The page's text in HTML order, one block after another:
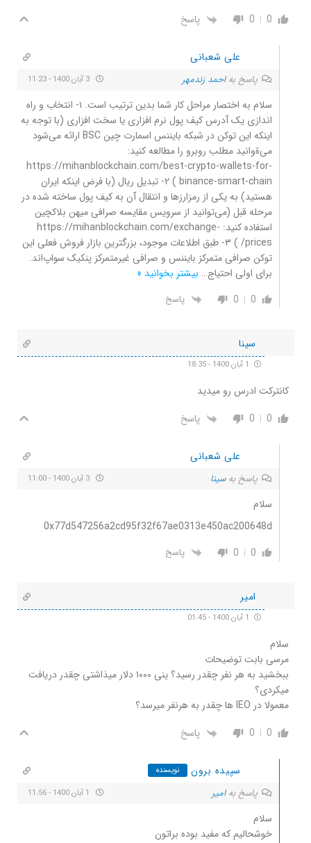
0
0 پاسخ
علی شعبانی
پاسخ بهاحمد زندمهر
سلام به اختصار مراحل کار شما بدین ترتیب است. ۱- انتخاب و راه
اندازی یک آدرس کیف پول نرم افزاری یا سخت افزاری (با توجه به
اینکه این توکن در شبکه بایننس اسمارت چین BSC ارائه می‌شود
می‌ةوانید مطلب روبرو را مطالعه کنید:
https://mihanblockchain.com/best-crypto-wallets-for-
binance-smart-chain ) ۲- تبدیل ریال (با فرض اینکه ایران
هستید) به یکی از رمزارزها و انتقال آن به کیف پول ساخته شده در
مرحله قبل (می‌توانید از سرویس مقایسه صرافی میهن بلاکچین
استفاده کنید: https://mihanblockchain.com/exchange-
prices/ ) ۳- طبق اطلاعات موجود، بزرگترین بازار فروش فعلی این
توکن صرافی متمرکز بایننس و صرافی غیرمتمرکز پنکیک سواپ‌اند.
برای اولی احتیاج… بیشتر بخوانید »
0
0 پاسخ
سینا
کانترکت ادرس رو میدید
0
0 پاسخ
علی شعبانی
پاسخ بهسینا
سلام
0x77d547256a2cd95f32f67ae0313e450ac200648d
0
0 پاسخ
امیر
سلام
مرسی بابت توضیحات
ببخشید به هر نفر چقدر رسید؟ ینی ۱۰۰۰ دلار میذاشتی چقدر دریافت
میکردی؟
معمولا در IEO ها چقدر به هرنفر میرسد؟
0
0 پاسخ
سپیده برون نویسنده
پاسخ بهامیر
سلام
خوشحالیم که مفید بوده براتون